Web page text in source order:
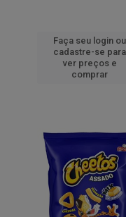
Faça seu login ou
cadastre-se para
ver preços e
comprar